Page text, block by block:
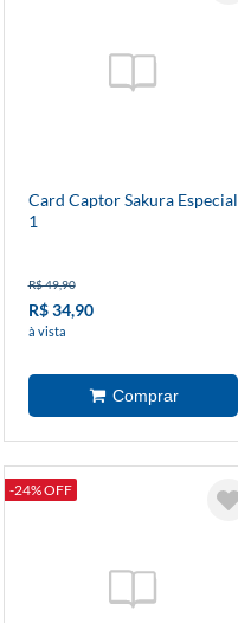
Card Captor Sakura Especial
1
R$ 49,90
R$ 34,90
à vista
-24% OFF